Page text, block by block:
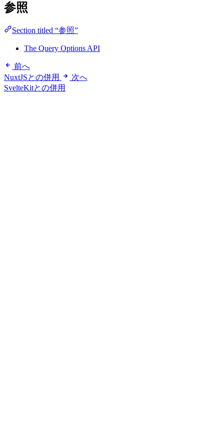
参照
Section titled “参照”
The Query Options API
前へ
NuxtJSとの併用
次へ
SvelteKitとの併用